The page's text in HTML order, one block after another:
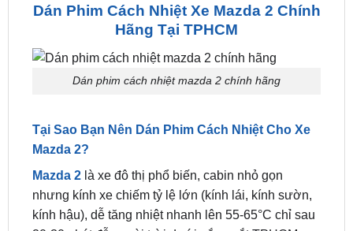
được đội ngũ kỹ thuật viên tận tâm của chúng tôi tư
vấn và hỗ trợ nhanh chóng.
Dán Phim Cách Nhiệt Xe Mazda 2 Chính
Dán phim cách nhiệt mazda 2 chính hãng
Tại Sao Bạn Nên Dán Phim Cách Nhiệt Cho Xe
Mazda 2?